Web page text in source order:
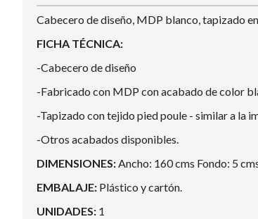
Cabecero de diseño, MDP blanco, tapizado
FICHA TÉCNICA:
-Cabecero de diseño
-Fabricado con MDP con acabado de color
-Tapizado con tejido pied poule - similar a la
-Otros acabados disponibles.
DIMENSIONES:Ancho: 160 cms Fondo: 5
EMBALAJE: Plástico y cartón.
UNIDADES: 1